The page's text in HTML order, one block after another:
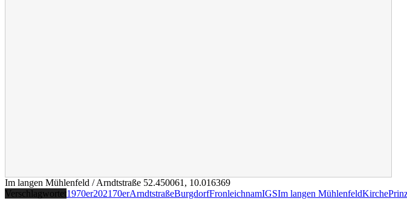
Im langen Mühlenfeld / Arndtstraße 52.450061 , 10.016369
Verschlagwortet1970er2021 70erArndtstraßeBurgdorfFronleichnamIGSIm langen MühlenfeldKirche